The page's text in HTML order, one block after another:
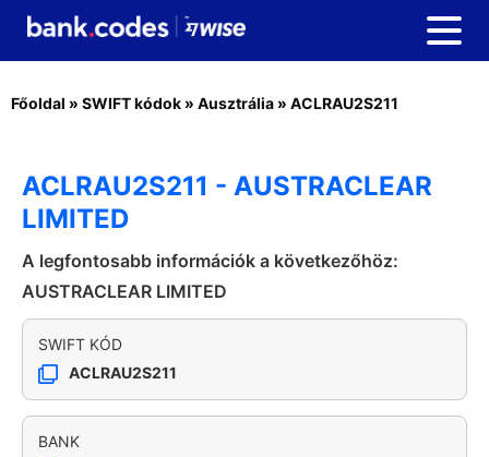
Főoldal » SWIFT kódok » Ausztrália » ACLRAU2S211
ACLRAU2S211 - AUSTRACLEAR
LIMITED
A legfontosabb információk a következőhöz:
AUSTRACLEAR LIMITED
SWIFT KÓD
ACLRAU2S211
BANK